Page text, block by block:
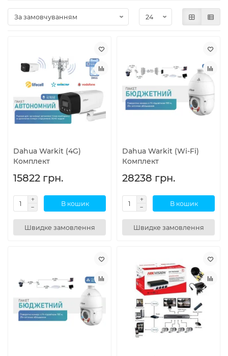
Dahua Warkit (4G)
Комплект
15822 грн.
В кошик
Швидке замовлення
Dahua Warkit (Wi-Fi)
Комплект
28238 грн.
В кошик
Швидке замовлення